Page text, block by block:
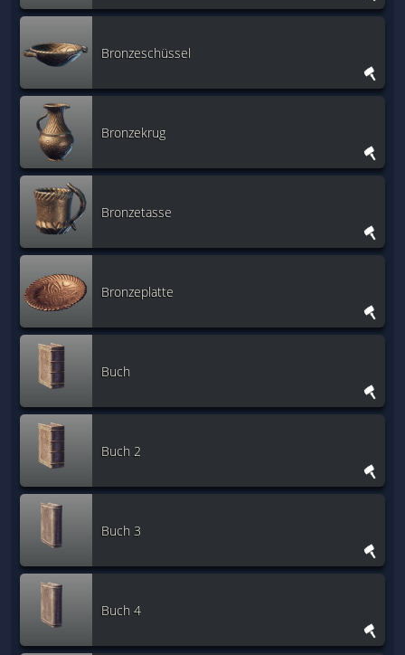
Bronzeschüssel
Bronzekrug
Bronzetasse
Bronzeplatte
Buch
Buch 2
Buch 3
Buch 4